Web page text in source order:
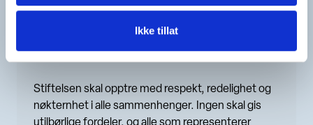
Ikke tillat
og tillitsvalgte, og skal sikre at beslutninger tas på
en åpen, rettferdig og ansvarlig måte.
Stiftelsen skal opptre med respekt, redelighet og
nøkternhet i alle sammenhenger. Ingen skal gis
utilbørlige fordeler, og alle som representerer